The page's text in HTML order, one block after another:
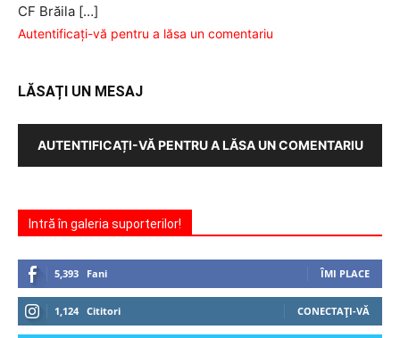
CF Brăila […]
Autentificați-vă pentru a lăsa un comentariu
LĂSAȚI UN MESAJ
AUTENTIFICAȚI-VĂ PENTRU A LĂSA UN COMENTARIU
Intră în galeria suporterilor!
5,393 Fani ÎMI PLACE
1,124 Cititori CONECTAȚI-VĂ